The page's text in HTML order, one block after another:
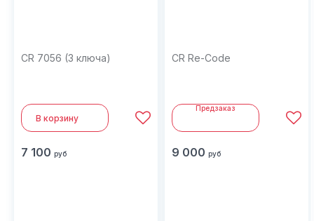
CR 7056 (3 ключа)
В корзину
7 100 руб
CR Re-Code
Предзаказ
9 000 руб